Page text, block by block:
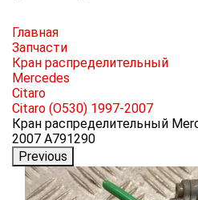
Главная
Запчасти
Кран распределительный
Mercedes
Citaro
Citaro (O530) 1997-2007
Кран распределительный
2007 A791290
Previous